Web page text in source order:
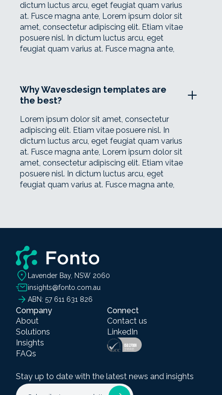
dictum luctus arcu, eget feugiat quam varius
at. Fusce magna ante, Lorem ipsum dolor sit
amet, consectetur adipiscing elit. Etiam vitae
posuere nisl. In dictum luctus arcu, eget
feugiat quam varius at. Fusce magna ante,
Why Wavesdesign templates are
the best?
Lorem ipsum dolor sit amet, consectetur
adipiscing elit. Etiam vitae posuere nisl. In
dictum luctus arcu, eget feugiat quam varius
at. Fusce magna ante, Lorem ipsum dolor sit
amet, consectetur adipiscing elit. Etiam vitae
posuere nisl. In dictum luctus arcu, eget
feugiat quam varius at. Fusce magna ante,
Lavender Bay, NSW 2060
insights@fonto.com.au
ABN: 57 611 631 826
Company
About
Solutions
Insights
FAQs
Connect
Contact us
LinkedIn
Stay up to date with the latest news and insights